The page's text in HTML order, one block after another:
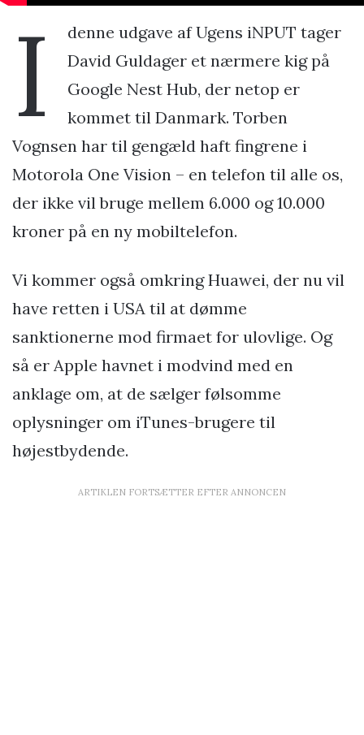
I
denne udgave af Ugens iNPUT tager
David Guldager et nærmere kig på
Google Nest Hub, der netop er
kommet til Danmark. Torben
Vognsen har til gengæld haft fingrene i
Motorola One Vision – en telefon til alle os,
der ikke vil bruge mellem 6.000 og 10.000
kroner på en ny mobiltelefon.
Vi kommer også omkring Huawei, der nu vil
have retten i USA til at dømme
sanktionerne mod firmaet for ulovlige. Og
så er Apple havnet i modvind med en
anklage om, at de sælger følsomme
oplysninger om iTunes-brugere til
højestbydende.
ARTIKLEN FORTSÆTTER EFTER ANNONCEN